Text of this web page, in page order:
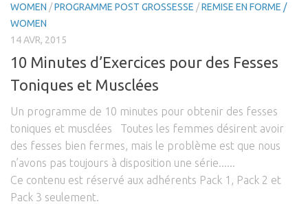
WOMEN /PROGRAMME POST GROSSESSE /REMISE EN FORME /
WOMEN
14 AVR, 2015
10 Minutes d’Exercices pour des Fesses
Toniques et Musclées
Un programme de 10 minutes pour obtenir des fesses
toniques et musclées Toutes les femmes désirent avoir
des fesses bien fermes, mais le problème est que nous
n’avons pas toujours à disposition une série......
Ce contenu est réservé aux adhérents Pack 1, Pack 2 et
Pack 3 seulement.